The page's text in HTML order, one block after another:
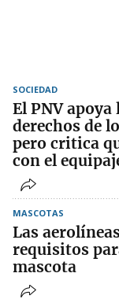
SOCIEDAD
El PNV apoya
derechos de
pero critica
con el
MASCOTAS
Las
requisitos
mascota